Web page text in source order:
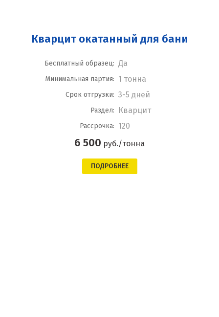
Кварцит окатанный для бани
Бесплатный образец: Да
Минимальная партия: 1 тонна
Срок отгрузки: 3-5 дней
Раздел: Кварцит
Рассрочка: 120
6 500 руб./тонна
ПОДРОБНЕЕ